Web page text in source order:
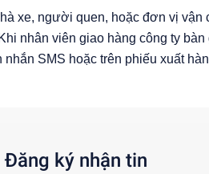
xe, người quen, hoặc đơn vị
nhân viên giao hàng công ty
SMS hoặc trên phiếu xuất
Đăng ký nhận tin